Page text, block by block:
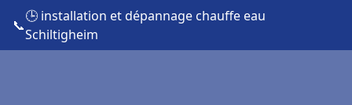
📞
🕒 installation et dépannage chauffe eau
Schiltigheim